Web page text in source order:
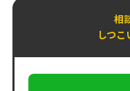
相
しつこ